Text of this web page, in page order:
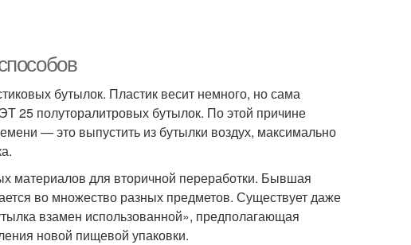
бутылок. Пластик весит немного, но сама
25 полуторалитровых бутылок. По этой причине
— это выпустить из бутылки воздух, максимально
материалов для вторичной переработки. Бывшая
во множество разных предметов. Существует даже
взамен использованной», предполагающая
новой пищевой упаковки.